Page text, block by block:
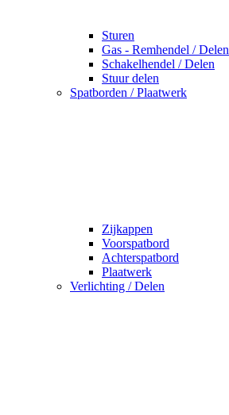
Sturen
Gas - Remhendel / Delen
Schakelhendel / Delen
Stuur delen
Spatborden / Plaatwerk
Zijkappen
Voorspatbord
Achterspatbord
Plaatwerk
Verlichting / Delen